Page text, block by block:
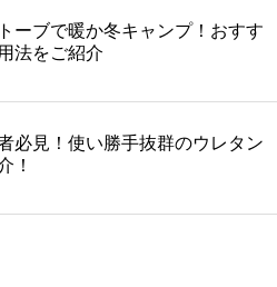
ーブで暖か冬キャンプ！おすす
法をご紹介
必見！使い勝手抜群のウレタン
！